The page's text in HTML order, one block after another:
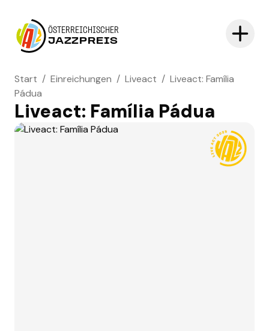
ÖSTERREICHISCHER
JAZZPREIS
Start / Einreichungen / Liveact / Liveact: Família
Pádua
Liveact: Família Pádua